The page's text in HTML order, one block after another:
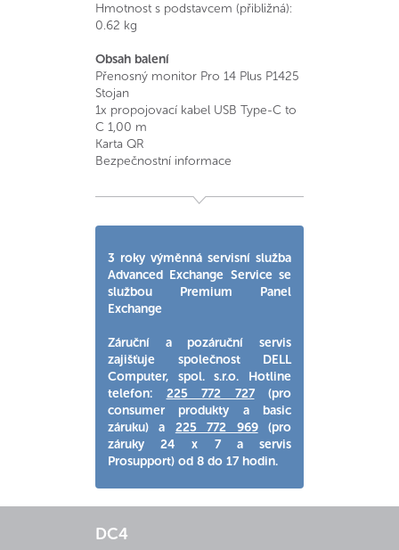
Hmotnost s podstavcem (přibližná):
0.62 kg
Obsah balení
Přenosný monitor Pro 14 Plus P1425
Stojan
1x propojovací kabel USB Type-C to
C 1,00 m
Karta QR
Bezpečnostní informace
3 roky výměnná servisní služba
Advanced Exchange Service se
službou Premium Panel
Exchange
Záruční a pozáruční servis
zajišťuje společnost DELL
Computer, spol. s.r.o. Hotline
telefon: 225 772 727(pro
consumer produkty a basic
záruku) a 225 772 969(pro
záruky 24 x 7 a servis
Prosupport) od 8 do 17 hodin.
DC4